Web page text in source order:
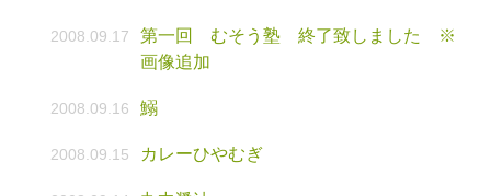
2008.09.17
第一回 むそう塾 終了致しました ※
画像追加
2008.09.16 鰯
2008.09.15 カレーひやむぎ